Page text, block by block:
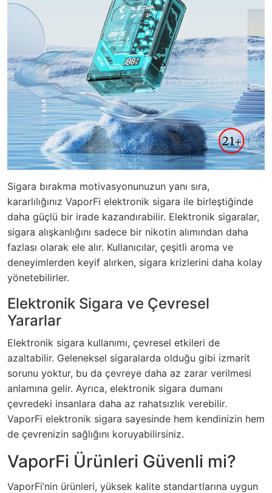
Sigara bırakma motivasyonunuzun yanı sıra,
kararlılığınız VaporFi elektronik sigara ile birleştiğinde
daha güçlü bir irade kazandırabilir. Elektronik sigaralar,
sigara alışkanlığını sadece bir nikotin alımından daha
fazlası olarak ele alır. Kullanıcılar, çeşitli aroma ve
deneyimlerden keyif alırken, sigara krizlerini daha kolay
yönetebilirler.
Elektronik Sigara ve Çevresel
Yararlar
Elektronik sigara kullanımı, çevresel etkileri de
azaltabilir. Geleneksel sigaralarda olduğu gibi izmarit
sorunu yoktur, bu da çevreye daha az zarar verilmesi
anlamına gelir. Ayrıca, elektronik sigara dumanı
çevredeki insanlara daha az rahatsızlık verebilir.
VaporFi elektronik sigara sayesinde hem kendinizin hem
de çevrenizin sağlığını koruyabilirsiniz.
VaporFi Ürünleri Güvenli mi?
VaporFi’nin ürünleri, yüksek kalite standartlarına uygun